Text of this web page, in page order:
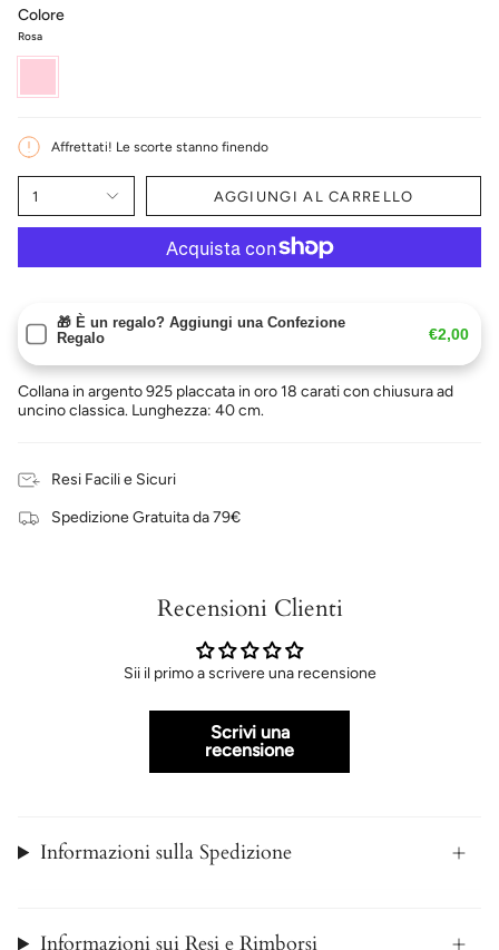
Colore
Rosa
Affrettati! Le scorte stanno finendo
1 AGGIUNGI AL CARRELLO
🎁 È un regalo? Aggiungi una Confezione
Regalo
€2,00
Collana in argento 925 placcata in oro 18 carati con chiusura ad
uncino classica. Lunghezza: 40 cm.
Resi Facili e Sicuri
Spedizione Gratuita da 79€
Recensioni Clienti
Sii il primo a scrivere una recensione
Scrivi una
recensione
Informazioni sulla Spedizione
Informazioni sui Resi e Rimborsi